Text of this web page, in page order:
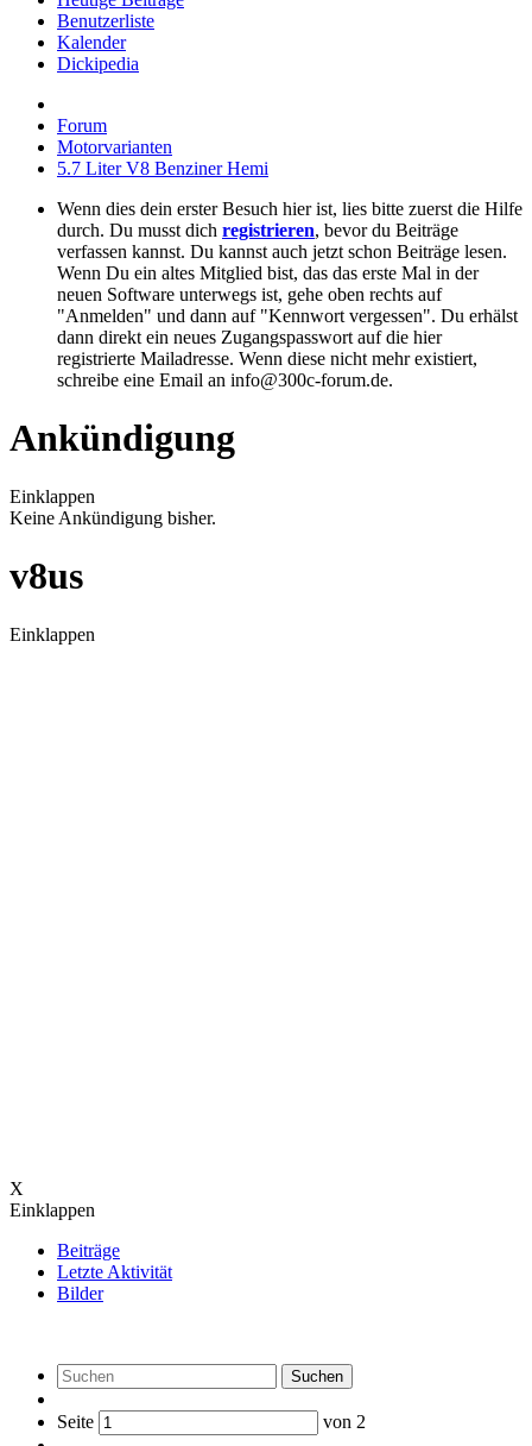
Benutzerliste
Kalender
Dickipedia
Forum
Motorvarianten
5.7 Liter V8 Benziner Hemi
Wenn dies dein erster Besuch hier ist, lies bitte zuerst die Hilfe
durch. Du musst dich registrieren, bevor du Beiträge
verfassen kannst. Du kannst auch jetzt schon Beiträge lesen.
Wenn Du ein altes Mitglied bist, das das erste Mal in der
neuen Software unterwegs ist, gehe oben rechts auf
"Anmelden" und dann auf "Kennwort vergessen". Du erhälst
dann direkt ein neues Zugangspasswort auf die hier
registrierte Mailadresse. Wenn diese nicht mehr existiert,
schreibe eine Email an info@300c-forum.de.
Ankündigung
Einklappen
Keine Ankündigung bisher.
v8us
Einklappen
X
Einklappen
Beiträge
Letzte Aktivität
Bilder
Suchen
Seite von 2